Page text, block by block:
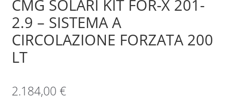
CMG SOLARI KIT FOR-X 201-
2.9 – SISTEMA A
CIRCOLAZIONE FORZATA 200
LT
2.184,00 €